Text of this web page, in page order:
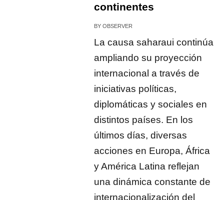
continentes
BYOBSERVER
La causa saharaui continúa
ampliando su proyección
internacional a través de
iniciativas políticas,
diplomáticas y sociales en
distintos países. En los
últimos días, diversas
acciones en Europa, África
y América Latina reflejan
una dinámica constante de
internacionalización del